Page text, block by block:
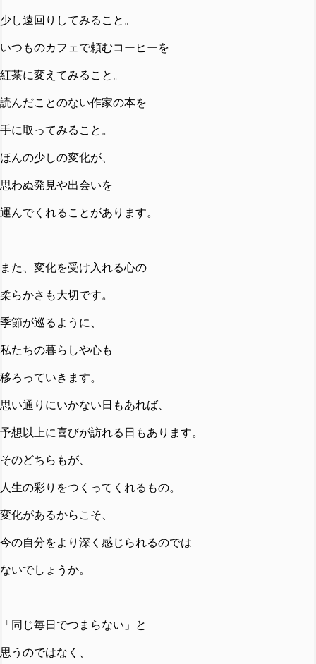
少し遠回りしてみること。
いつものカフェで頼むコーヒーを
紅茶に変えてみること。
読んだことのない作家の本を
手に取ってみること。
ほんの少しの変化が、
思わぬ発見や出会いを
運んでくれることがあります。
また、変化を受け入れる心の
柔らかさも大切です。
季節が巡るように、
私たちの暮らしや心も
移ろっていきます。
思い通りにいかない日もあれば、
予想以上に喜びが訪れる日もあります。
そのどちらもが、
人生の彩りをつくってくれるもの。
変化があるからこそ、
今の自分をより深く感じられるのでは
ないでしょうか。
「同じ毎日でつまらない」と
思うのではなく、